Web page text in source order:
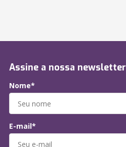
Assine a nossa newsletter
Nome*
E-mail*